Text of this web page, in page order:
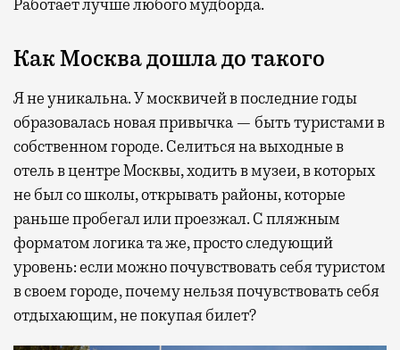
Работает лучше любого мудборда.
Как Москва дошла до такого
Я не уникальна. У москвичей в последние годы
образовалась новая привычка — быть туристами в
собственном городе. Селиться на выходные в
отель в центре Москвы, ходить в музеи, в которых
не был со школы, открывать районы, которые
раньше пробегал или проезжал. С пляжным
форматом логика та же, просто следующий
уровень: если можно почувствовать себя туристом
в своем городе, почему нельзя почувствовать себя
отдыхающим, не покупая билет?